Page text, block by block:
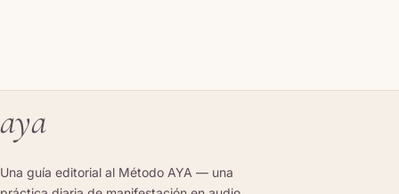
aya
Una guía editorial al Método AYA — una